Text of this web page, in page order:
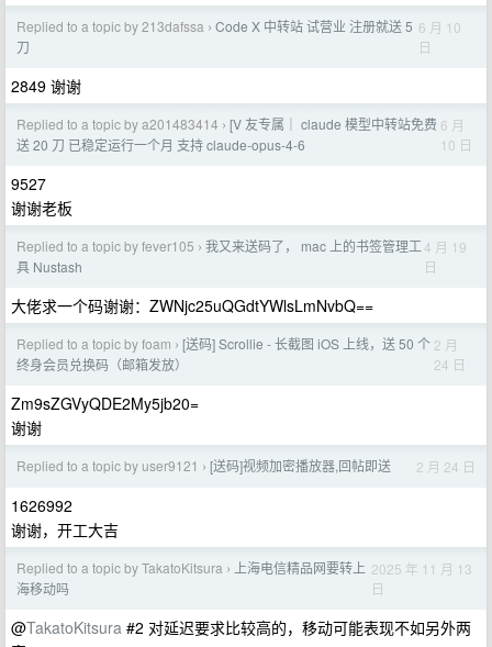
Replied to a topic by 213dafssa › Code X 中转站 试营业 注册就送 5
刀
6 月 10
日
2849 谢谢
Replied to a topic by a201483414 › [V 友专属｜ claude 模型中转站免费
送 20 刀 已稳定运行一个月 支持 claude-opus-4-6
6 月
10 日
9527
谢谢老板
Replied to a topic by fever105 › 我又来送码了， mac 上的书签管理工
具 Nustash
4 月 19
日
大佬求一个码谢谢：ZWNjc25uQGdtYWlsLmNvbQ==
Replied to a topic by foam › [送码] Scrollie - 长截图 iOS 上线，送 50 个
终身会员兑换码（邮箱发放）
2 月
24 日
Zm9sZGVyQDE2My5jb20=
谢谢
Replied to a topic by user9121 › [送码]视频加密播放器,回帖即送 2 月 24 日
1626992
谢谢，开工大吉
Replied to a topic by TakatoKitsura ›
上海电信精品网要转上
海移动吗
2025 年 11 月 13
日
@TakatoKitsura #2 对延迟要求比较高的，移动可能表现不如另外两